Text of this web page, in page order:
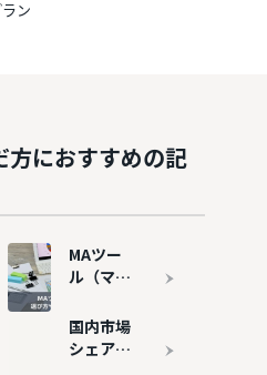
ン
方におすすめの記
MAツー
ル（マー
グオート
メーショ
国内市場
シェア・